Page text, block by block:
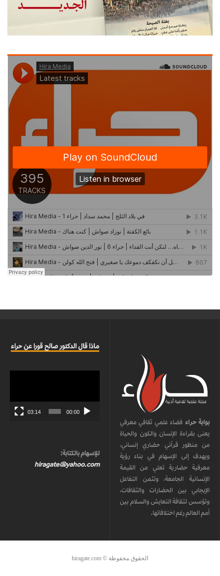
بوابة حراء فضاء علمي ثقافي معرفي
يعنى بقراءة الإنسان والكون والحياة
من منظور قرآني حضاري إنساني،
ويهدف إلى الإسهام في بناء رؤية
معرفية حضارية تعلي من القيمة
الإنسانية الجامعة، وتثمن التفاعل
الإيجابي بين الحضارات والثقافات،
وتؤسس لثقافة التعايش والسلام بين
أمم العالم رغم اختلافاتها.
ماذا قال الدكتور صالح قورا عن حراء
00:00
03:14
للإسهام بالكتابة:
hiragate@yahoo.com
الحقوق محفوظة © hiragate.com